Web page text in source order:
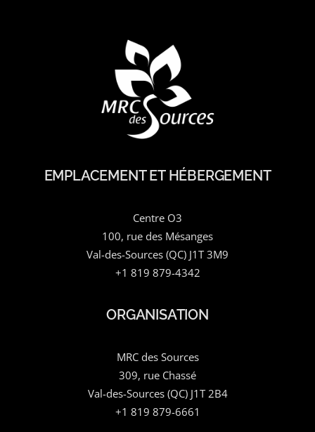
EMPLACEMENT ET HÉBERGEMENT
Centre O3
100, rue des Mésanges
Val-des-Sources (QC) J1T 3M9
+1 819 879-4342
ORGANISATION
MRC des Sources
309, rue Chassé
Val-des-Sources (QC) J1T 2B4
+1 819 879-6661